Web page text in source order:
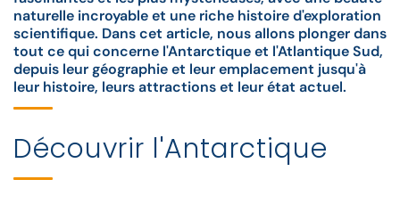
naturelle incroyable et une riche histoire d'exploration
scientifique. Dans cet article, nous allons plonger dans
tout ce qui concerne l'Antarctique et l'Atlantique Sud,
depuis leur géographie et leur emplacement jusqu'à
leur histoire, leurs attractions et leur état actuel.
Découvrir l'Antarctique